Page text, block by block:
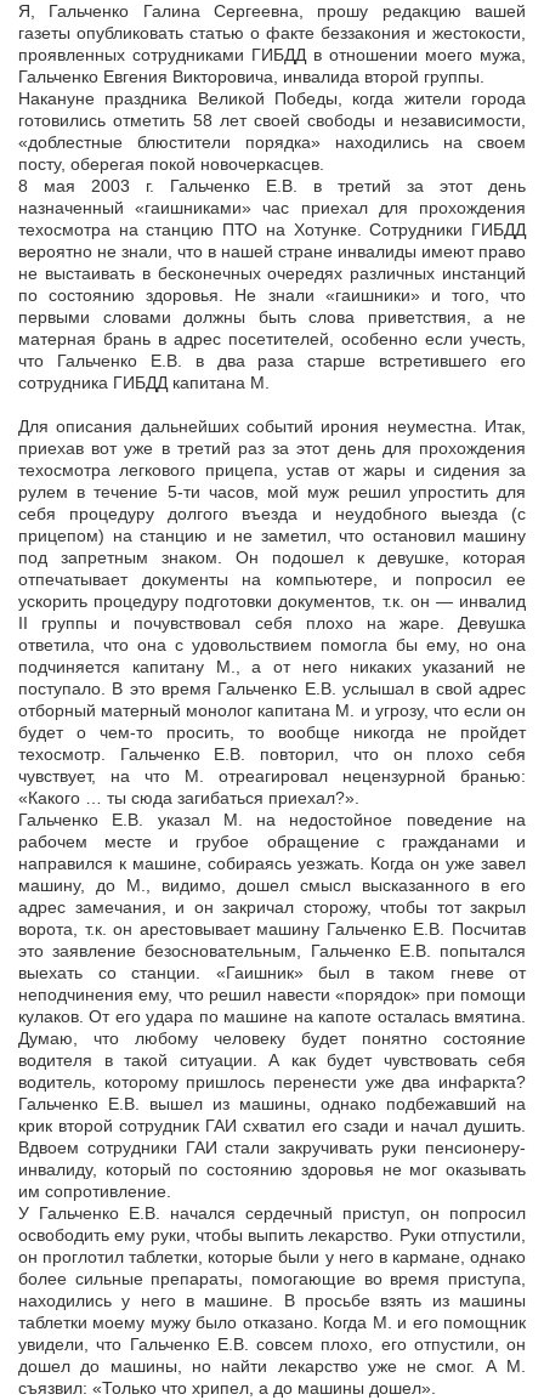
Я, Гальченко Галина Сергеевна, прошу редакцию вашей
газеты опубликовать статью о факте беззакония и жестокости,
проявленных сотрудниками ГИБДД в отношении моего мужа,
Гальченко Евгения Викторовича, инвалида второй группы.
Накануне праздника Великой Победы, когда жители города
готовились отметить 58 лет своей свободы и независимости,
«доблестные блюстители порядка» находились на своем
посту, оберегая покой новочеркасцев.
8 мая 2003 г. Гальченко Е.В. в третий за этот день
назначенный «гаишниками» час приехал для прохождения
техосмотра на станцию ПТО на Хотунке. Сотрудники ГИБДД
вероятно не знали, что в нашей стране инвалиды имеют право
не выстаивать в бесконечных очередях различных инстанций
по состоянию здоровья. Не знали «гаишники» и того, что
первыми словами должны быть слова приветствия, а не
матерная брань в адрес посетителей, особенно если учесть,
что Гальченко Е.В. в два раза старше встретившего его
сотрудника ГИБДД капитана М.
Для описания дальнейших событий ирония неуместна. Итак,
приехав вот уже в третий раз за этот день для прохождения
техосмотра легкового прицепа, устав от жары и сидения за
рулем в течение 5-ти часов, мой муж решил упростить для
себя процедуру долгого въезда и неудобного выезда (с
прицепом) на станцию и не заметил, что остановил машину
под запретным знаком. Он подошел к девушке, которая
отпечатывает документы на компьютере, и попросил ее
ускорить процедуру подготовки документов, т.к. он — инвалид
II группы и почувствовал себя плохо на жаре. Девушка
ответила, что она с удовольствием помогла бы ему, но она
подчиняется капитану М., а от него никаких указаний не
поступало. В это время Гальченко Е.В. услышал в свой адрес
отборный матерный монолог капитана М. и угрозу, что если он
будет о чем-то просить, то вообще никогда не пройдет
техосмотр. Гальченко Е.В. повторил, что он плохо себя
чувствует, на что М. отреагировал нецензурной бранью:
«Какого … ты сюда загибаться приехал?».
Гальченко Е.В. указал М. на недостойное поведение на
рабочем месте и грубое обращение с гражданами и
направился к машине, собираясь уезжать. Когда он уже завел
машину, до М., видимо, дошел смысл высказанного в его
адрес замечания, и он закричал сторожу, чтобы тот закрыл
ворота, т.к. он арестовывает машину Гальченко Е.В. Посчитав
это заявление безосновательным, Гальченко Е.В. попытался
выехать со станции. «Гаишник» был в таком гневе от
неподчинения ему, что решил навести «порядок» при помощи
кулаков. От его удара по машине на капоте осталась вмятина.
Думаю, что любому человеку будет понятно состояние
водителя в такой ситуации. А как будет чувствовать себя
водитель, которому пришлось перенести уже два инфаркта?
Гальченко Е.В. вышел из машины, однако подбежавший на
крик второй сотрудник ГАИ схватил его сзади и начал душить.
Вдвоем сотрудники ГАИ стали закручивать руки пенсионеру-
инвалиду, который по состоянию здоровья не мог оказывать
им сопротивление.
У Гальченко Е.В. начался сердечный приступ, он попросил
освободить ему руки, чтобы выпить лекарство. Руки отпустили,
он проглотил таблетки, которые были у него в кармане, однако
более сильные препараты, помогающие во время приступа,
находились у него в машине. В просьбе взять из машины
таблетки моему мужу было отказано. Когда М. и его помощник
увидели, что Гальченко Е.В. совсем плохо, его отпустили, он
дошел до машины, но найти лекарство уже не смог. А М.
съязвил: «Только что хрипел, а до машины дошел».